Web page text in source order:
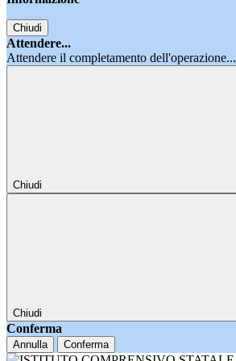
Chiudi
Attendere...
Attendere il completamento dell'operazione...
Chiudi
Chiudi
Conferma
Annulla Conferma